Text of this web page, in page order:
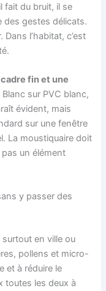
fait du bruit, il se
des gestes délicats.
l’habitat, c’est
fin et une
sur PVC blanc,
évident, mais
sur une fenêtre
La moustiquaire doit
un élément
y passer des
en ville ou
pollens et micro-
et à réduire le
toutes les deux à